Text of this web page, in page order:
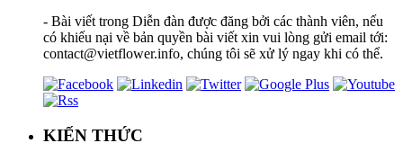
- Bài viết trong Diễn đàn được đăng bởi các thành viên, nếu
có khiếu nại về bản quyền bài viết xin vui lòng gửi email tới:
contact@vietflower.info, chúng tôi sẽ xử lý ngay khi có thể.
KIẾN THỨC